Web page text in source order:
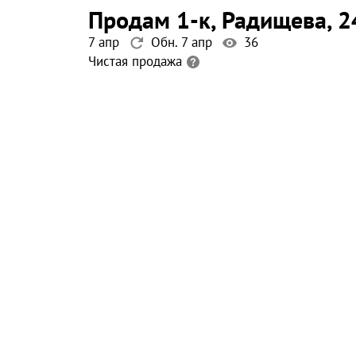
продам 1-к, Радищева,
7 апр Обн. 7 апр
36
Чистая продажа